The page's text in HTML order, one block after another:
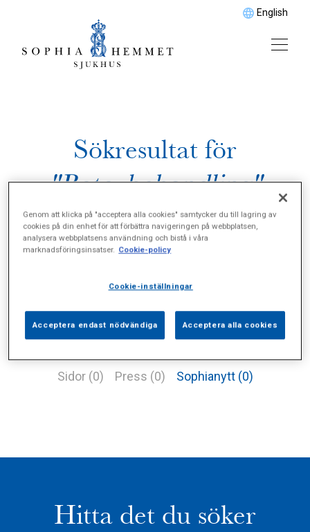
English
Sökresultat för
"Botoxbehandling"
Sidor (0) Press (0) Sophianytt (0)
Hitta det du söker
Genom att klicka på "acceptera alla cookies" samtycker du till lagring av
cookies på din enhet för att förbättra navigeringen på webbplatsen,
analysera webbplatsens användning och bistå i våra
marknadsföringsinsatser. Cookie-policy
Cookie-inställningar
Acceptera endast nödvändiga Acceptera alla cookies